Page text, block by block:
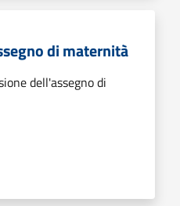
di maternità
dell'assegno di